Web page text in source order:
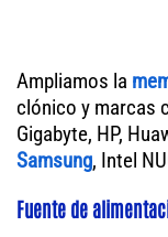
Ampliamos la
clónico y marcas
Gigabyte, HP,
Samsung, Intel
Fuente de